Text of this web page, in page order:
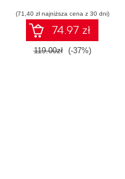
(71,40 zł najniższa cena z 30 dni)
74.97 zł
119.00zł (-37%)